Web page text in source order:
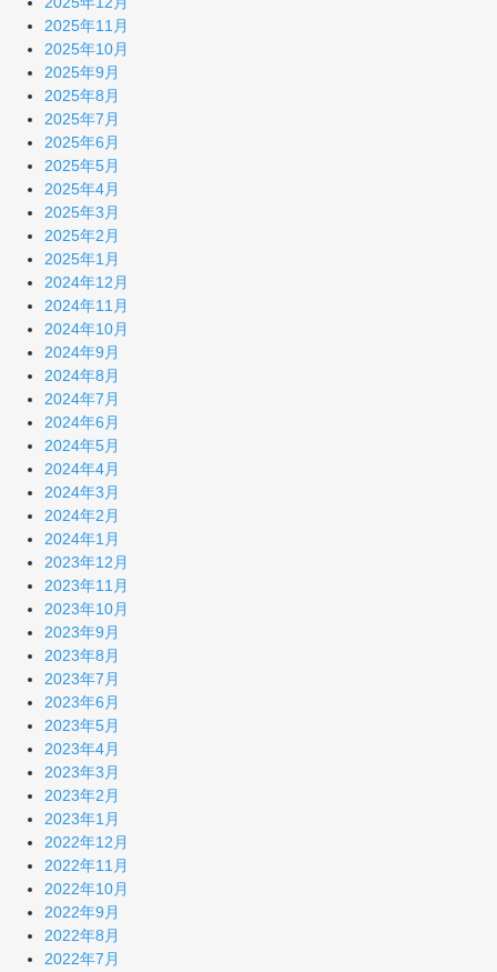
2025年11月
2025年10月
2025年9月
2025年8月
2025年7月
2025年6月
2025年5月
2025年4月
2025年3月
2025年2月
2025年1月
2024年12月
2024年11月
2024年10月
2024年9月
2024年8月
2024年7月
2024年6月
2024年5月
2024年4月
2024年3月
2024年2月
2024年1月
2023年12月
2023年11月
2023年10月
2023年9月
2023年8月
2023年7月
2023年6月
2023年5月
2023年4月
2023年3月
2023年2月
2023年1月
2022年12月
2022年11月
2022年10月
2022年9月
2022年8月
2022年7月